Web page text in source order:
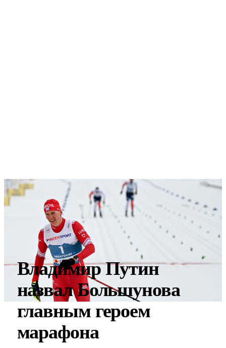
Владимир Путин
назвал Большунова
главным героем
марафона